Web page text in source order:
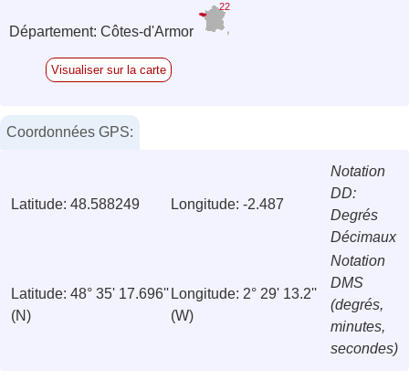
Département: Côtes-d'Armor
22
Visualiser sur la carte
Coordonnées GPS:
Latitude: 48.588249 Longitude: -2.487
Notation
DD:
Degrés
Décimaux
Latitude: 48° 35' 17.696''
(N)
Longitude: 2° 29' 13.2''
(W)
Notation
DMS
(degrés,
minutes,
secondes)